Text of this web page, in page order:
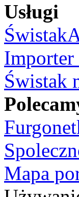
Usługi
Świstak
Mapa